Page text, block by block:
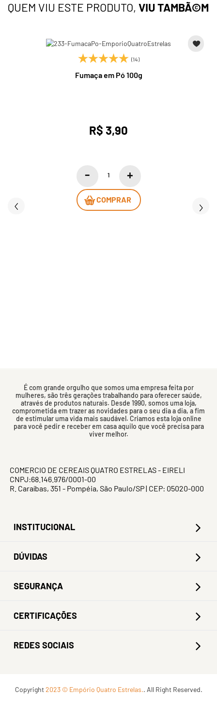
QUEM VIU ESTE PRODUTO, VIU TAMBÃ©M
(14)
Fumaça em Pó 100g
R$ 3,90
COMPRAR
É com grande orgulho que somos uma empresa feita por
mulheres, são três gerações trabalhando para oferecer saúde,
através de produtos naturais. Desde 1990, somos uma loja,
comprometida em trazer as novidades para o seu dia a dia, a fim
de estimular uma vida mais saudável. Criamos esta loja online
para você pedir e receber em casa aquilo que você precisa para
viver melhor.
COMERCIO DE CEREAIS QUATRO ESTRELAS - EIRELI
CNPJ:68.146.976/0001-00
R. Caraíbas, 351 - Pompéia, São Paulo/SP | CEP: 05020-000
INSTITUCIONAL
DÚVIDAS
SEGURANÇA
CERTIFICAÇÕES
REDES SOCIAIS
Copyright2023 © Empório Quatro Estrelas.. All Right Reserved.